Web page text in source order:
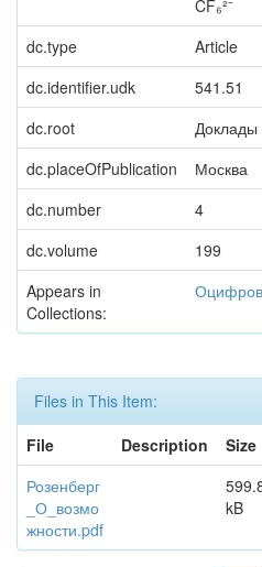
CF₆²⁻
dc.type
Article
dc.identifier.udk
541.51
dc.root
dc.placeOfPublication
Москва
dc.number
4
dc.volume
199
Appears in
Collections:
Files in This Item:
File
Description Size
Розенберг
_О_возмо
жности.pdf
kB